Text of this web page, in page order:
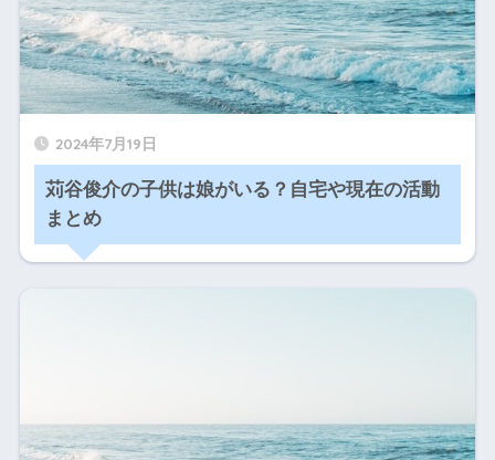
2024年7月19日
苅谷俊介の子供は娘がいる？自宅や現在の活動
まとめ